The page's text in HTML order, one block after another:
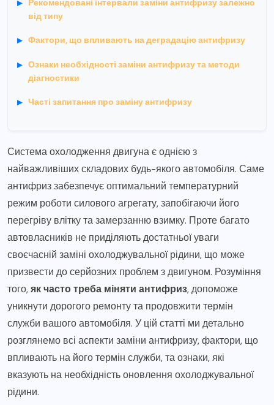
Рекомендовані інтервали заміни антифризу залежно
від типу
Фактори, що впливають на деградацію антифризу
Ознаки необхідності заміни антифризу та методи
діагностики
Часті запитання про заміну антифризу
Система охолодження двигуна є однією з
найважливіших складових будь-якого автомобіля. Саме
антифриз забезпечує оптимальний температурний
режим роботи силового агрегату, запобігаючи його
перегріву влітку та замерзанню взимку. Проте багато
автовласників не приділяють достатньої уваги
своєчасній заміні охолоджувальної рідини, що може
призвести до серйозних проблем з двигуном. Розуміння
того,як часто треба міняти антифриз, допоможе
уникнути дорогого ремонту та продовжити термін
служби вашого автомобіля. У цій статті ми детально
розглянемо всі аспекти заміни антифризу, фактори, що
впливають на його термін служби, та ознаки, які
вказують на необхідність оновлення охолоджувальної
рідини.